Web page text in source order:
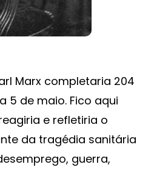
Marx completaria 204
5 de maio. Fico aqui
e refletiria o
da tragédia sanitária
guerra,